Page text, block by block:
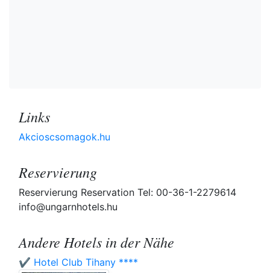
Links
Akcioscsomagok.hu
Reservierung
Reservierung Reservation Tel: 00-36-1-2279614
info@ungarnhotels.hu
Andere Hotels in der Nähe
✔️ Hotel Club Tihany ****